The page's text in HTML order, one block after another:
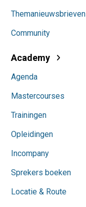
Themanieuwsbrieven
Community
Academy
Agenda
Mastercourses
Trainingen
Opleidingen
Incompany
Sprekers boeken
Locatie & Route